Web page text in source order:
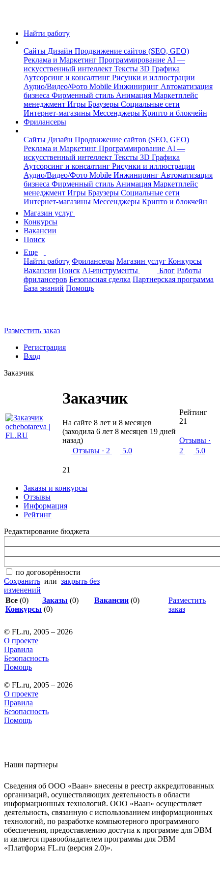
Найти работу
Сайты Дизайн Продвижение сайтов (SEO, GEO)
Реклама и Маркетинг Программирование AI —
искусственный интеллект Тексты 3D Графика
Аутсорсинг и консалтинг Рисунки и иллюстрации
Аудио/Видео/Фото Mobile Инжиниринг Автоматизация
бизнеса Фирменный стиль Анимация Маркетплейс
менеджмент Игры Браузеры Социальные сети
Интернет-магазины Мессенджеры Крипто и блокчейн
Фрилансеры
Сайты Дизайн Продвижение сайтов (SEO, GEO)
Реклама и Маркетинг Программирование AI —
искусственный интеллект Тексты 3D Графика
Аутсорсинг и консалтинг Рисунки и иллюстрации
Аудио/Видео/Фото Mobile Инжиниринг Автоматизация
бизнеса Фирменный стиль Анимация Маркетплейс
менеджмент Игры Браузеры Социальные сети
Интернет-магазины Мессенджеры Крипто и блокчейн
Магазин услуг
Конкурсы
Вакансии
Поиск
Еще
Найти работу Фрилансеры Магазин услуг Конкурсы
Вакансии Поиск AI-инструменты Блог Работы
фрилансеров Безопасная сделка Партнерская программа
База знаний Помощь
Разместить заказ
Регистрация
Вход
Заказчик
Заказчик
На сайте 8 лет и 8 месяцев
(заходила 6 лет 8 месяцев 19 дней
назад)
Отзывы · 2 5.0
21
Рейтинг
21
Отзывы ·
2
5.0
Заказы и конкурсы
Отзывы
Информация
Рейтинг
Редактирование бюджета
по договорённости
Сохранить или закрыть без
изменений
Все (0) Заказы (0) Вакансии (0)
Конкурсы (0)
Разместить
заказ
© FL.ru, 2005 – 2026
О проекте
Правила
Безопасность
Помощь
© FL.ru, 2005 – 2026
О проекте
Правила
Безопасность
Помощь
Наши партнеры
Сведения об ООО «Ваан» внесены в реестр аккредитованных
организаций, осуществляющих деятельность в области
информационных технологий. ООО «Ваан» осуществляет
деятельность, связанную с использованием информационных
технологий, по разработке компьютерного программного
обеспечения, предоставлению доступа к программе для ЭВМ
и является правообладателем программы для ЭВМ
«Платформа FL.ru (версия 2.0)».